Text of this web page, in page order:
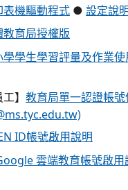
表機驅動程式 ● 設定說
教育局授權版
學學生學習評量及作業
】 教育局單一認證帳
ID帳號啟用說明
雲端教育帳號啟用